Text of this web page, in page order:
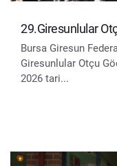
29.Giresunlular
Bursa Giresun
Giresunlular Otçu
2026 tari...